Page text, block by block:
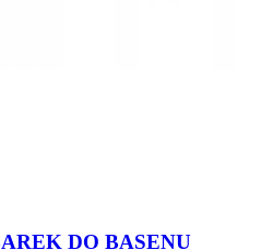
DO BASENU